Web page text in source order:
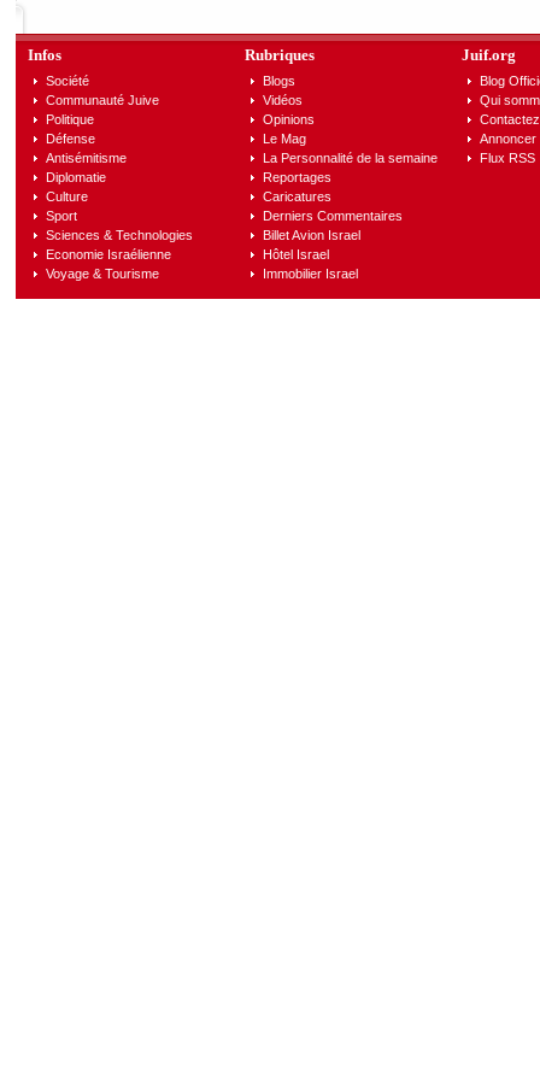
Infos
Société
Communauté Juive
Politique
Défense
Antisémitisme
Diplomatie
Culture
Sport
Sciences & Technologies
Economie Israélienne
Voyage & Tourisme
Rubriques
Blogs
Vidéos
Opinions
Le Mag
La Personnalité de la semaine
Reportages
Caricatures
Derniers Commentaires
Billet Avion Israel
Hôtel Israel
Immobilier Israel
Juif.org
Blog
Qui
Annoncer
Flux RSS